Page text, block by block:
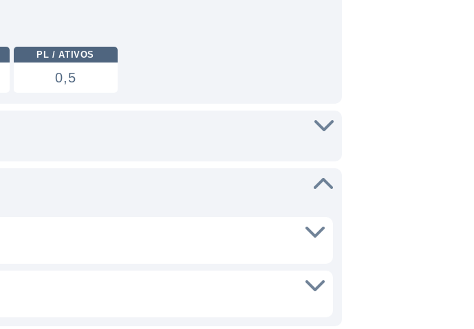
PL / ATIVOS
0,5